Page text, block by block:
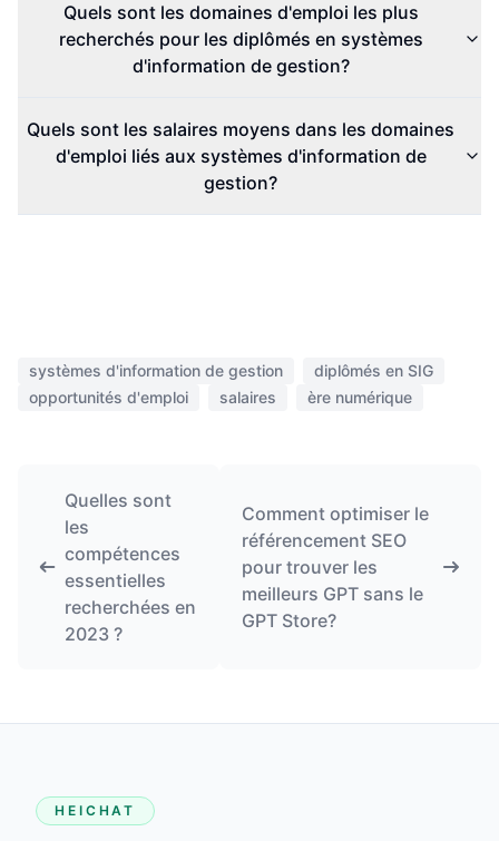
Quels sont les domaines d'emploi les plus
recherchés pour les diplômés en systèmes
d'information de gestion?
Quels sont les salaires moyens dans les domaines
d'emploi liés aux systèmes d'information de
gestion?
systèmes d'information de gestion
diplômés en SIG
opportunités d'emploi
salaires ère numérique
Quelles sont
les
compétences
essentielles
recherchées en
2023 ?
Comment optimiser le
référencement SEO
pour trouver les
meilleurs GPT sans le
GPT Store?
HEICHAT